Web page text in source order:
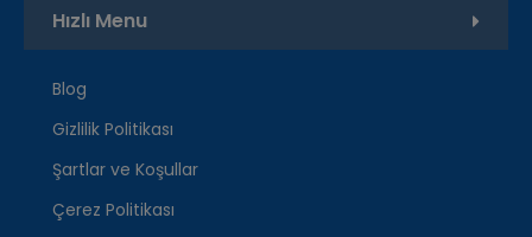
Hızlı Menu
Blog
Gizlilik Politikası
Şartlar ve Koşullar
Çerez Politikası